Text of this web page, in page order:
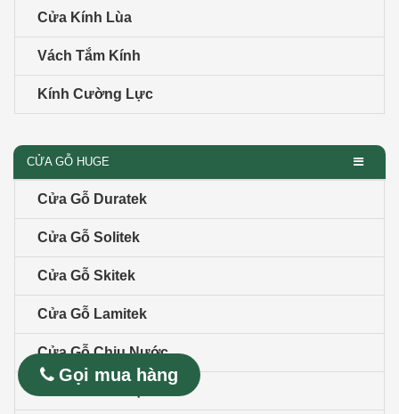
Cửa Kính Lùa
Vách Tắm Kính
Kính Cường Lực
CỬA GỖ HUGE
Cửa Gỗ Duratek
Cửa Gỗ Solitek
Cửa Gỗ Skitek
Cửa Gỗ Lamitek
Cửa Gỗ Chịu Nước
Gọi mua hàng